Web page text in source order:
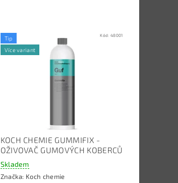
Tip
Více variant
Kód:48001
KOCH CHEMIE GUMMIFIX -
OŽIVOVAČ GUMOVÝCH KOBERCŮ
Skladem
Značka: Koch chemie